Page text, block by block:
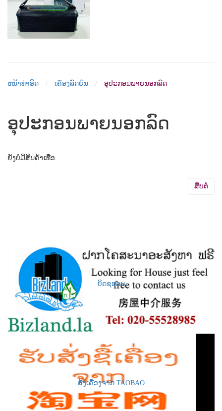
ຫນ້າທຳອິດ ເຄື່ອງລົດຍົນ ອຸປະກອນພາຍນອກລົດ
ອຸປະກອນພາຍນອກລົດ
ຍັງບໍ່ມີສິນຄ້າເທື່ອ.
ສືບຕໍ່
ບິດຊແລນ
ສັ່ງເຄື່ອງຈາກ TAOBAO